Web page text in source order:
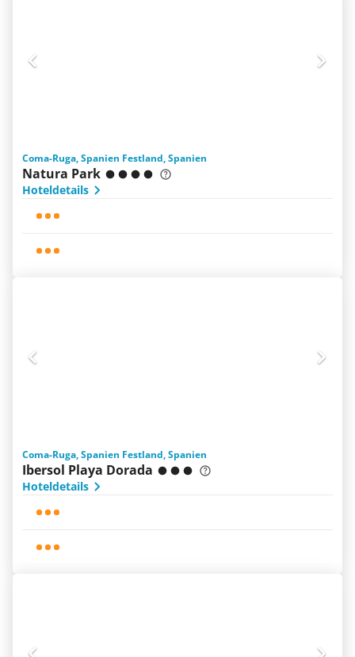
Coma-Ruga, Spanien Festland, Spanien
Natura Park
Hoteldetails
Coma-Ruga, Spanien Festland, Spanien
Ibersol Playa Dorada
Hoteldetails